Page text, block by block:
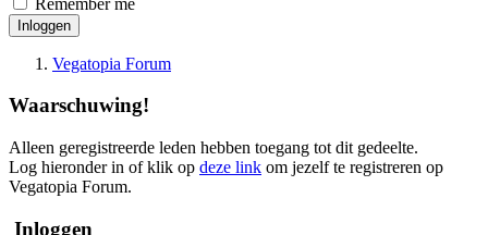
Inloggen
Vegatopia Forum
Waarschuwing!
Alleen geregistreerde leden hebben toegang tot dit gedeelte.
Log hieronder in of klik op deze link om jezelf te registreren op
Vegatopia Forum.
Inloggen